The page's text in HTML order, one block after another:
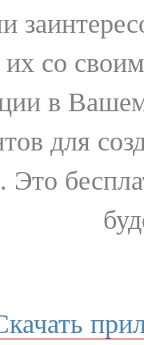
их со
в
для
Это